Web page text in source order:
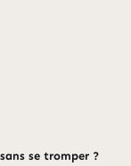
se tromper ?